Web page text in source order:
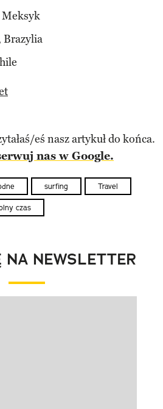
Meksyk
Brazylia
eś nasz artykuł do końca.
nas w Google.
surfing Travel
czas
NEWSLETTER